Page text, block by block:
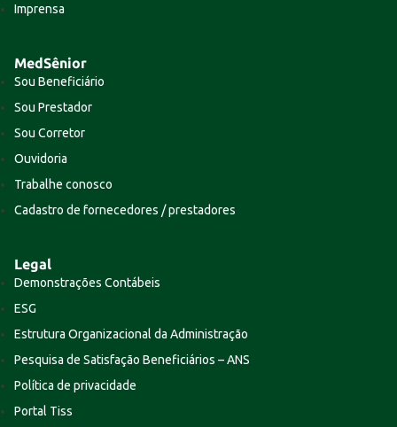
Imprensa
MedSênior
Sou Beneficiário
Sou Prestador
Sou Corretor
Ouvidoria
Trabalhe conosco
Cadastro de fornecedores / prestadores
Legal
Demonstrações Contábeis
ESG
Estrutura Organizacional da Administração
Pesquisa de Satisfação Beneficiários – ANS
Política de privacidade
Portal Tiss